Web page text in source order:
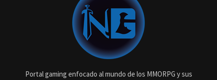
Portal gaming enfocado al mundo de los MMORPG y sus